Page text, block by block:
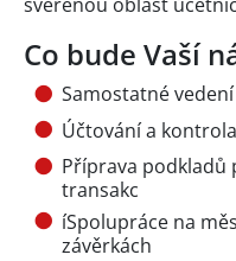
Co bude Vaší
Samostatné
Účtování a
Příprava podkladů
transakc
íSpolupráce na
závěrkách